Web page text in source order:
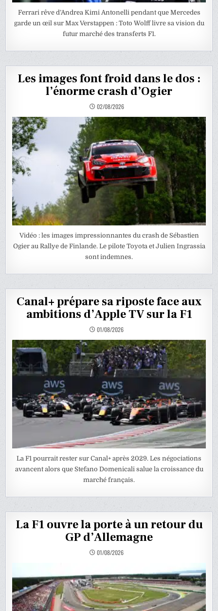
Ferrari rêve d’Andrea Kimi Antonelli pendant que Mercedes
garde un œil sur Max Verstappen : Toto Wolff livre sa vision du
futur marché des transferts F1.
Les images font froid dans le dos :
l’énorme crash d’Ogier
02/08/2026
Vidéo : les images impressionnantes du crash de Sébastien
Ogier au Rallye de Finlande. Le pilote Toyota et Julien Ingrassia
sont indemnes.
Canal+ prépare sa riposte face aux
ambitions d’Apple TV sur la F1
01/08/2026
La F1 pourrait rester sur Canal+ après 2029. Les négociations
avancent alors que Stefano Domenicali salue la croissance du
marché français.
La F1 ouvre la porte à un retour du
GP d’Allemagne
01/08/2026